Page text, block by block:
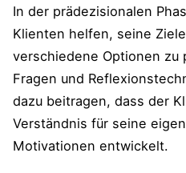
In der prädezisionalen
Klienten helfen, seine
verschiedene Optionen zu
Fragen und
dazu beitragen, dass der
Verständnis für seine
Motivationen entwickelt.